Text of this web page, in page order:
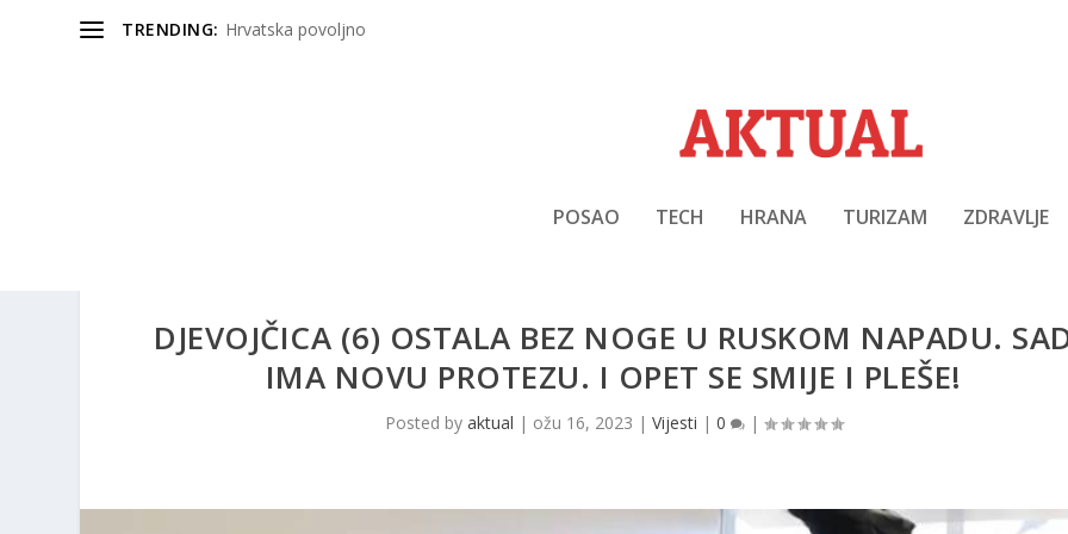
TRENDING: Hrvatska povoljno
POSAO TECH HRANA TURIZAM ZDRAVLJE
DJEVOJČICA (6) OSTALA BEZ NOGE U RUSKOM NAPADU.
IMA NOVU PROTEZU. I OPET SE SMIJE I PLEŠE!
Posted by aktual | ožu 16, 2023 | Vijesti | 0 |